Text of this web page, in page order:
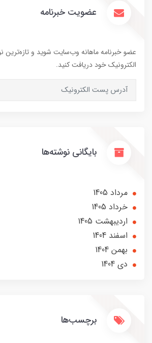
عضویت خبرنامه
عضو خبرنامه ماهانه وب‌سایت شوید و تازه‌ترین
الکترونیک خود دریافت کنید.
بایگانی نوشته‌ها
مرداد 1405
خرداد 1405
ارديبهشت 1405
اسفند 1404
بهمن 1404
دی 1404
برچسب‌ها